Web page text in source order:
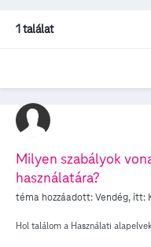
1 találat
Milyen szabályok
használatá​ra?
téma hozzáadott: Vendég, itt:
Hol találom a Használati